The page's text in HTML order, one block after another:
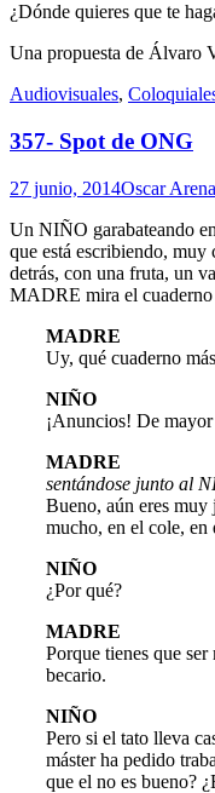
¿Dónde quieres que te
Una propuesta de Álvaro
Standard
Audiovisuales,
357- Spot de ONG
27 junio, 2014Oscar
Un NIÑO garabateando
que está escribiendo, muy
detrás, con una fruta, un
MADRE mira el
MADRE
Uy, qué cuaderno
NIÑO
¡Anuncios! De
MADRE
sentándose junto al
Bueno, aún eres
mucho, en el cole,
NIÑO
¿Por qué?
MADRE
Porque tienes que
becario.
NIÑO
Pero si el tato lleva
máster ha pedido
que el no es bueno?